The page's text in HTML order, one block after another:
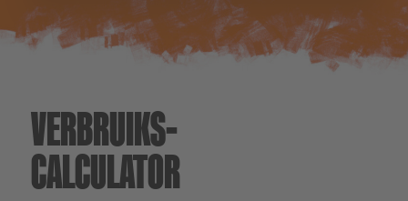
VERBRUIKS-­
CALCULATOR